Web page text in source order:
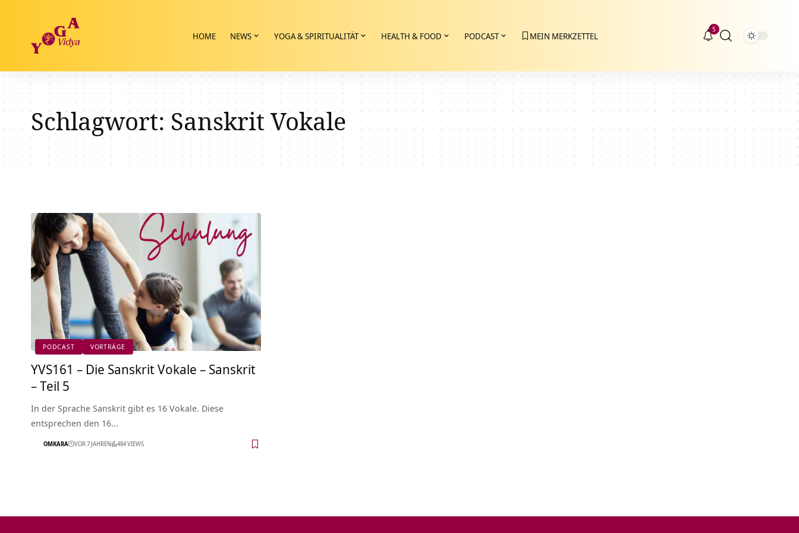
HOME NEWS YOGA & SPIRITUALITÄT HEALTH & FOOD PODCAST MEIN MERKZETTEL
5
Schlagwort: Sanskrit Vokale
PODCAST VORTRÄGE
YVS161 – Die Sanskrit Vokale – Sanskrit
– Teil 5
In der Sprache Sanskrit gibt es 16 Vokale. Diese
entsprechen den 16…
OMKARA VOR 7 JAHREN 484 VIEWS